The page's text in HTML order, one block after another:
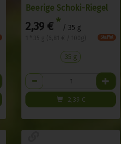
Beerige Schoki-Riegel
2,39 € * / 35 g
Staffel
35 g
Anzahl
2,39 €